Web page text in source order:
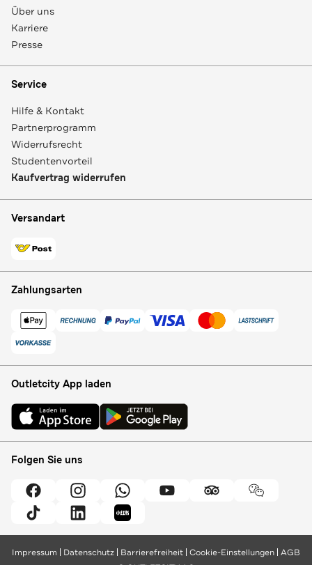
Über uns
Karriere
Presse
Service
Hilfe & Kontakt
Partnerprogramm
Widerrufsrecht
Studentenvorteil
Kaufvertrag widerrufen
Versandart
Zahlungsarten
Outletcity App laden
Folgen Sie uns
Impressum Datenschutz Barrierefreiheit Cookie-Einstellungen AGB